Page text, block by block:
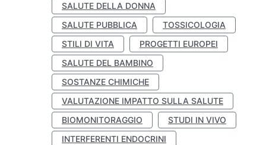
SALUTE DELLA DONNA
SALUTE PUBBLICA
TOSSICOLOGIA
STILI DI VITA
PROGETTI EUROPEI
SALUTE DEL BAMBINO
SOSTANZE CHIMICHE
VALUTAZIONE IMPATTO SULLA SALUTE
BIOMONITORAGGIO
STUDI IN VIVO
INTERFERENTI ENDOCRINI